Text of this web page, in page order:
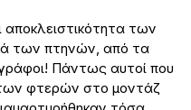
αποκλειστικότητα των
των πτηνών, από τα
Πάντως αυτοί που
φτερών στο μοντάζ